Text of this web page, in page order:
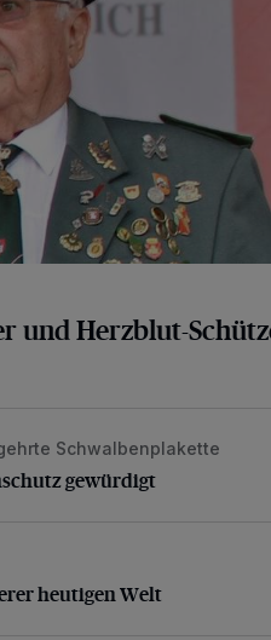
und Herzblut-
gewürdigt
Schwalbenplakette
gewürdigt
heutigen Welt
heutigen Welt